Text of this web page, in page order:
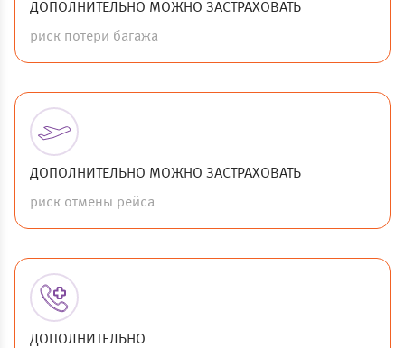
ДОПОЛНИТЕЛЬНО МОЖНО ЗАСТРАХОВАТЬ
риск потери багажа
ДОПОЛНИТЕЛЬНО МОЖНО ЗАСТРАХОВАТЬ
риск отмены рейса
ДОПОЛНИТЕЛЬНО